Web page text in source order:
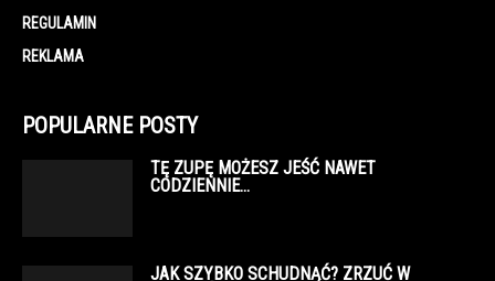
REGULAMIN
REKLAMA
POPULARNE POSTY
TĘ ZUPĘ MOŻESZ JEŚĆ NAWET
CODZIENNIE…
JAK SZYBKO SCHUDNĄĆ? ZRZUĆ W